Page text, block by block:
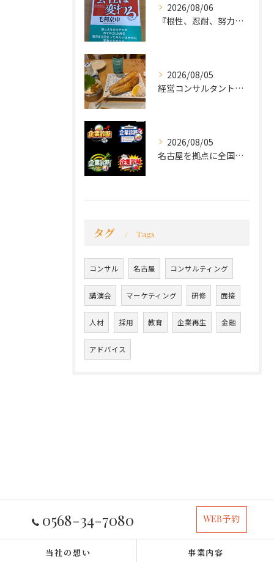
2026/08/06
『根性、忍耐、努力という言葉は死語なのか』
2026/08/05
経営コンサルタントのモーちゃん・毛利京申です。
2026/08/05
名古屋を拠点に全国で活動する 経営コンサルタントの 毛利京申...
タグ Tags
コンサル 名古屋 コンサルティング
講演会 マーケティング 研修 面接
人材 採用 教育 企業再生 金融
アドバイス
0568-34-7080 WEB予約
当社の想い 事業内容